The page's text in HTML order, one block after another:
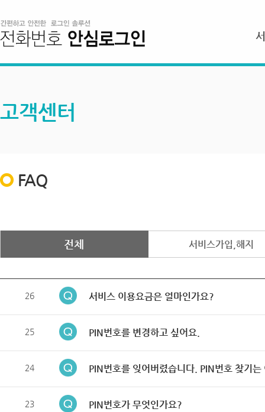
고객센터
FAQ
전체 서비스가입,해지
26 서비스 이용요금은 얼마인가요?
25 PIN번호를 변경하고 싶어요.
24 PIN번호를 잊어버렸습니다. PIN번호 찾기는
23 PIN번호가 무엇인가요?